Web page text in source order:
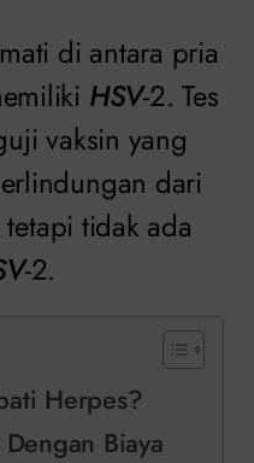
di antara pria
HSV-2. Tes
vaksin yang
dari
tidak ada
-2.
Herpes?
Biaya